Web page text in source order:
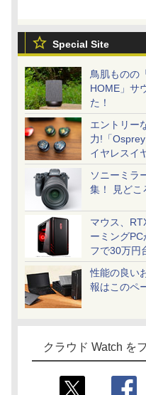
Special Site
鳥肌ものの
HOME」サ
た！
エントリー
力!「
イヤレスイ
一気に聴く
ソニーミラ
集！ 見どこ
マウス、
ーミング
フで30万円
性能の良い
報はこのペ
クラウド Watch を